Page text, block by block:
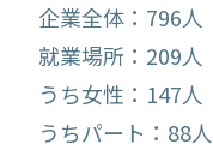
企業全体：796人
就業場所：209人
うち女性：147人
うちパート：88人